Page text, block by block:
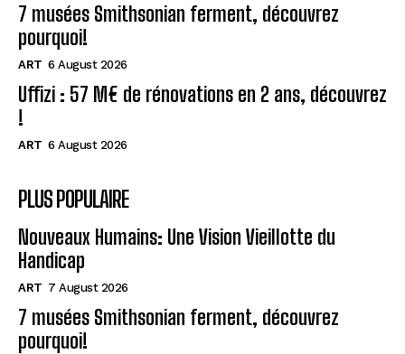
7 musées Smithsonian ferment, découvrez
pourquoi!
ART 6 August 2026
Uffizi : 57 M€ de rénovations en 2 ans, découvrez
!
ART 6 August 2026
PLUS POPULAIRE
Nouveaux Humains: Une Vision Vieillotte du
Handicap
ART 7 August 2026
7 musées Smithsonian ferment, découvrez
pourquoi!